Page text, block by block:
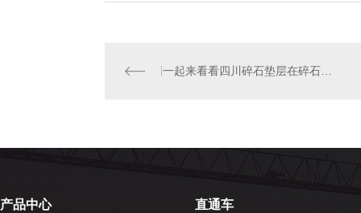
一起来看看四川碎石垫层在碎石桩复合地基中的作用
产品中心 直通车